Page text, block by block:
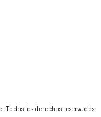
Todos los derechos reservados.